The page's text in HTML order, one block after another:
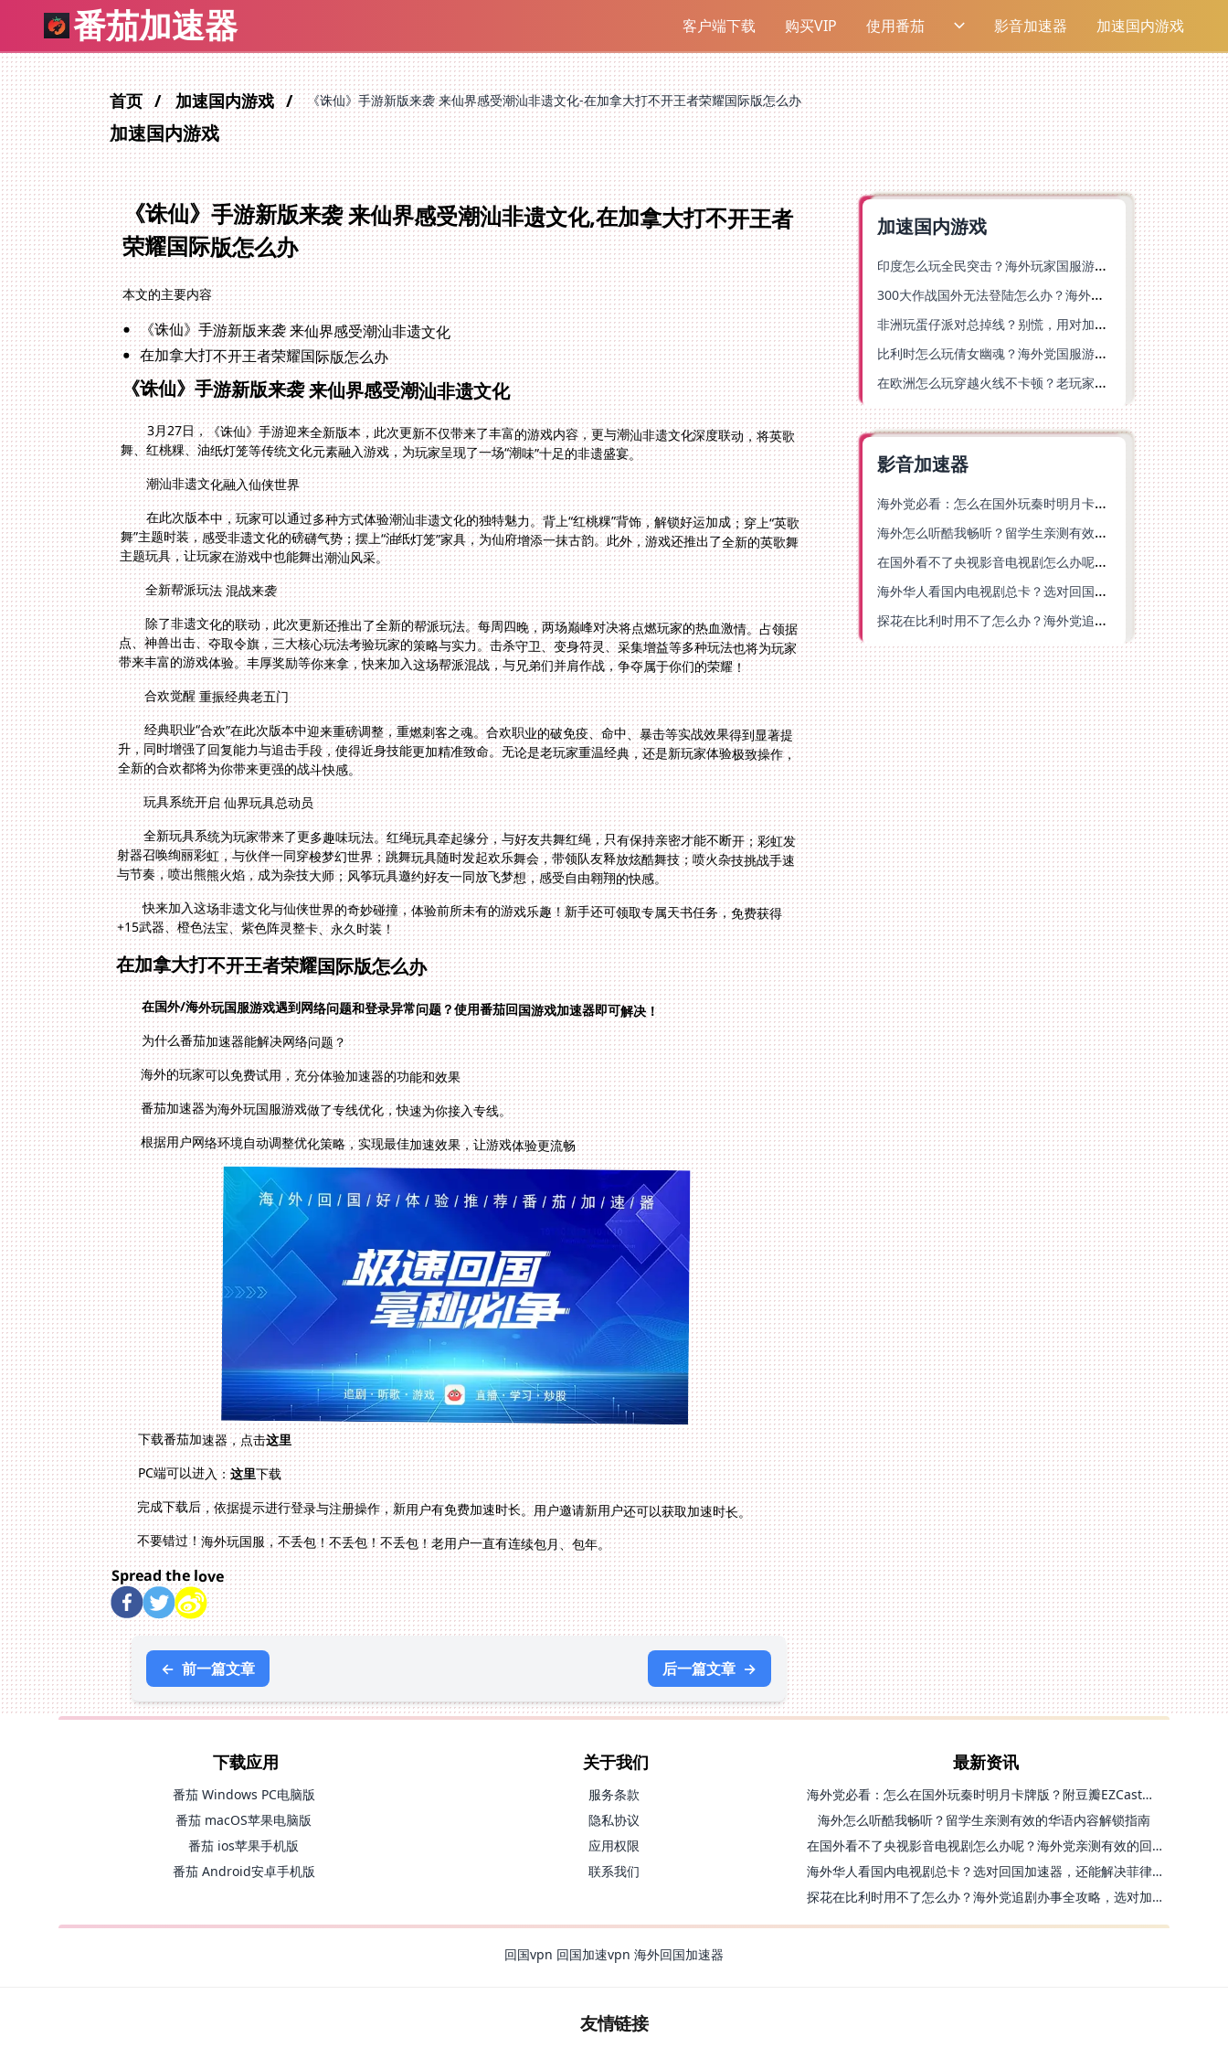
番茄加速器 客户端下载 购买VIP 使用番茄 影音加速器 加速国内游戏
首页 加速国内游戏 《诛仙》手游新版来袭 来仙界感受潮汕非遗文化-在加拿大打不开王者荣耀国际版怎么办
加速国内游戏
《诛仙》手游新版来袭 来仙界感受潮汕非遗文化,在加拿大打不开王者
荣耀国际版怎么办
本文的主要内容
《诛仙》手游新版来袭 来仙界感受潮汕非遗文化
在加拿大打不开王者荣耀国际版怎么办
《诛仙》手游新版来袭 来仙界感受潮汕非遗文化
3月27日，《诛仙》手游迎来全新版本，此次更新不仅带来了丰富的游戏内容，更与潮汕非遗文化深度联动，将英歌
舞、红桃粿、油纸灯笼等传统文化元素融入游戏，为玩家呈现了一场“潮味”十足的非遗盛宴。
潮汕非遗文化融入仙侠世界
在此次版本中，玩家可以通过多种方式体验潮汕非遗文化的独特魅力。背上“红桃粿”背饰，解锁好运加成；穿上“英歌
舞”主题时装，感受非遗文化的磅礴气势；摆上“油纸灯笼”家具，为仙府增添一抹古韵。此外，游戏还推出了全新的英歌舞
主题玩具，让玩家在游戏中也能舞出潮汕风采。
全新帮派玩法 混战来袭
除了非遗文化的联动，此次更新还推出了全新的帮派玩法。每周四晚，两场巅峰对决将点燃玩家的热血激情。占领据
点、神兽出击、夺取令旗，三大核心玩法考验玩家的策略与实力。击杀守卫、变身符灵、采集增益等多种玩法也将为玩家
带来丰富的游戏体验。丰厚奖励等你来拿，快来加入这场帮派混战，与兄弟们并肩作战，争夺属于你们的荣耀！
合欢觉醒 重振经典老五门
经典职业“合欢”在此次版本中迎来重磅调整，重燃刺客之魂。合欢职业的破免疫、命中、暴击等实战效果得到显著提
升，同时增强了回复能力与追击手段，使得近身技能更加精准致命。无论是老玩家重温经典，还是新玩家体验极致操作，
全新的合欢都将为你带来更强的战斗快感。
玩具系统开启 仙界玩具总动员
全新玩具系统为玩家带来了更多趣味玩法。红绳玩具牵起缘分，与好友共舞红绳，只有保持亲密才能不断开；彩虹发
射器召唤绚丽彩虹，与伙伴一同穿梭梦幻世界；跳舞玩具随时发起欢乐舞会，带领队友释放炫酷舞技；喷火杂技挑战手速
与节奏，喷出熊熊火焰，成为杂技大师；风筝玩具邀约好友一同放飞梦想，感受自由翱翔的快感。
快来加入这场非遗文化与仙侠世界的奇妙碰撞，体验前所未有的游戏乐趣！新手还可领取专属天书任务，免费获得
+15武器、橙色法宝、紫色阵灵整卡、永久时装！
在加拿大打不开王者荣耀国际版怎么办
在国外/海外玩国服游戏遇到网络问题和登录异常问题？使用番茄回国游戏加速器即可解决！
为什么番茄加速器能解决网络问题？
海外的玩家可以免费试用，充分体验加速器的功能和效果
番茄加速器为海外玩国服游戏做了专线优化，快速为你接入专线。
根据用户网络环境自动调整优化策略，实现最佳加速效果，让游戏体验更流畅
下载番茄加速器，点击这里
PC端可以进入：这里下载
完成下载后，依据提示进行登录与注册操作，新用户有免费加速时长。用户邀请新用户还可以获取加速时长。
不要错过！海外玩国服，不丢包！不丢包！不丢包！老用户一直有连续包月、包年。
Spread the love
← 前一篇文章 后一篇文章 →
加速国内游戏
印度怎么玩全民突击？海外玩家国服游戏加速器终极指南（附原神延迟优化+精灵之境加速器选择）
300大作战国外无法登陆怎么办？海外玩家国服畅玩终极指南（附实测推荐）
非洲玩蛋仔派对总掉线？别慌，用对加速器就能丝滑开跑！
比利时怎么玩倩女幽魂？海外党国服游戏加速避坑指南（附实测推荐）
在欧洲怎么玩穿越火线不卡顿？老玩家亲测有效的加速器选择指南
影音加速器
海外党必看：怎么在国外玩秦时明月卡牌版？附豆瓣EZCast地区限制破解法
海外怎么听酷我畅听？留学生亲测有效的华语内容解锁指南
在国外看不了央视影音电视剧怎么办呢？海外党亲测有效的回国加速方案
海外华人看国内电视剧总卡？选对回国加速器，还能解决菲律宾打不开反诈中心的问题
探花在比利时用不了怎么办？海外党追剧办事全攻略，选对加速器就够了
下载应用
番茄 Windows PC电脑版
番茄 macOS苹果电脑版
番茄 ios苹果手机版
番茄 Android安卓手机版
关于我们
服务条款
隐私协议
应用权限
联系我们
最新资讯
海外党必看：怎么在国外玩秦时明月卡牌版？附豆瓣EZCast地区限制破解法
海外怎么听酷我畅听？留学生亲测有效的华语内容解锁指南
在国外看不了央视影音电视剧怎么办呢？海外党亲测有效的回国加速方案
海外华人看国内电视剧总卡？选对回国加速器，还能解决菲律宾打不开反诈中心的问题
探花在比利时用不了怎么办？海外党追剧办事全攻略，选对加速器就够了
回国vpn 回国加速vpn 海外回国加速器
友情链接